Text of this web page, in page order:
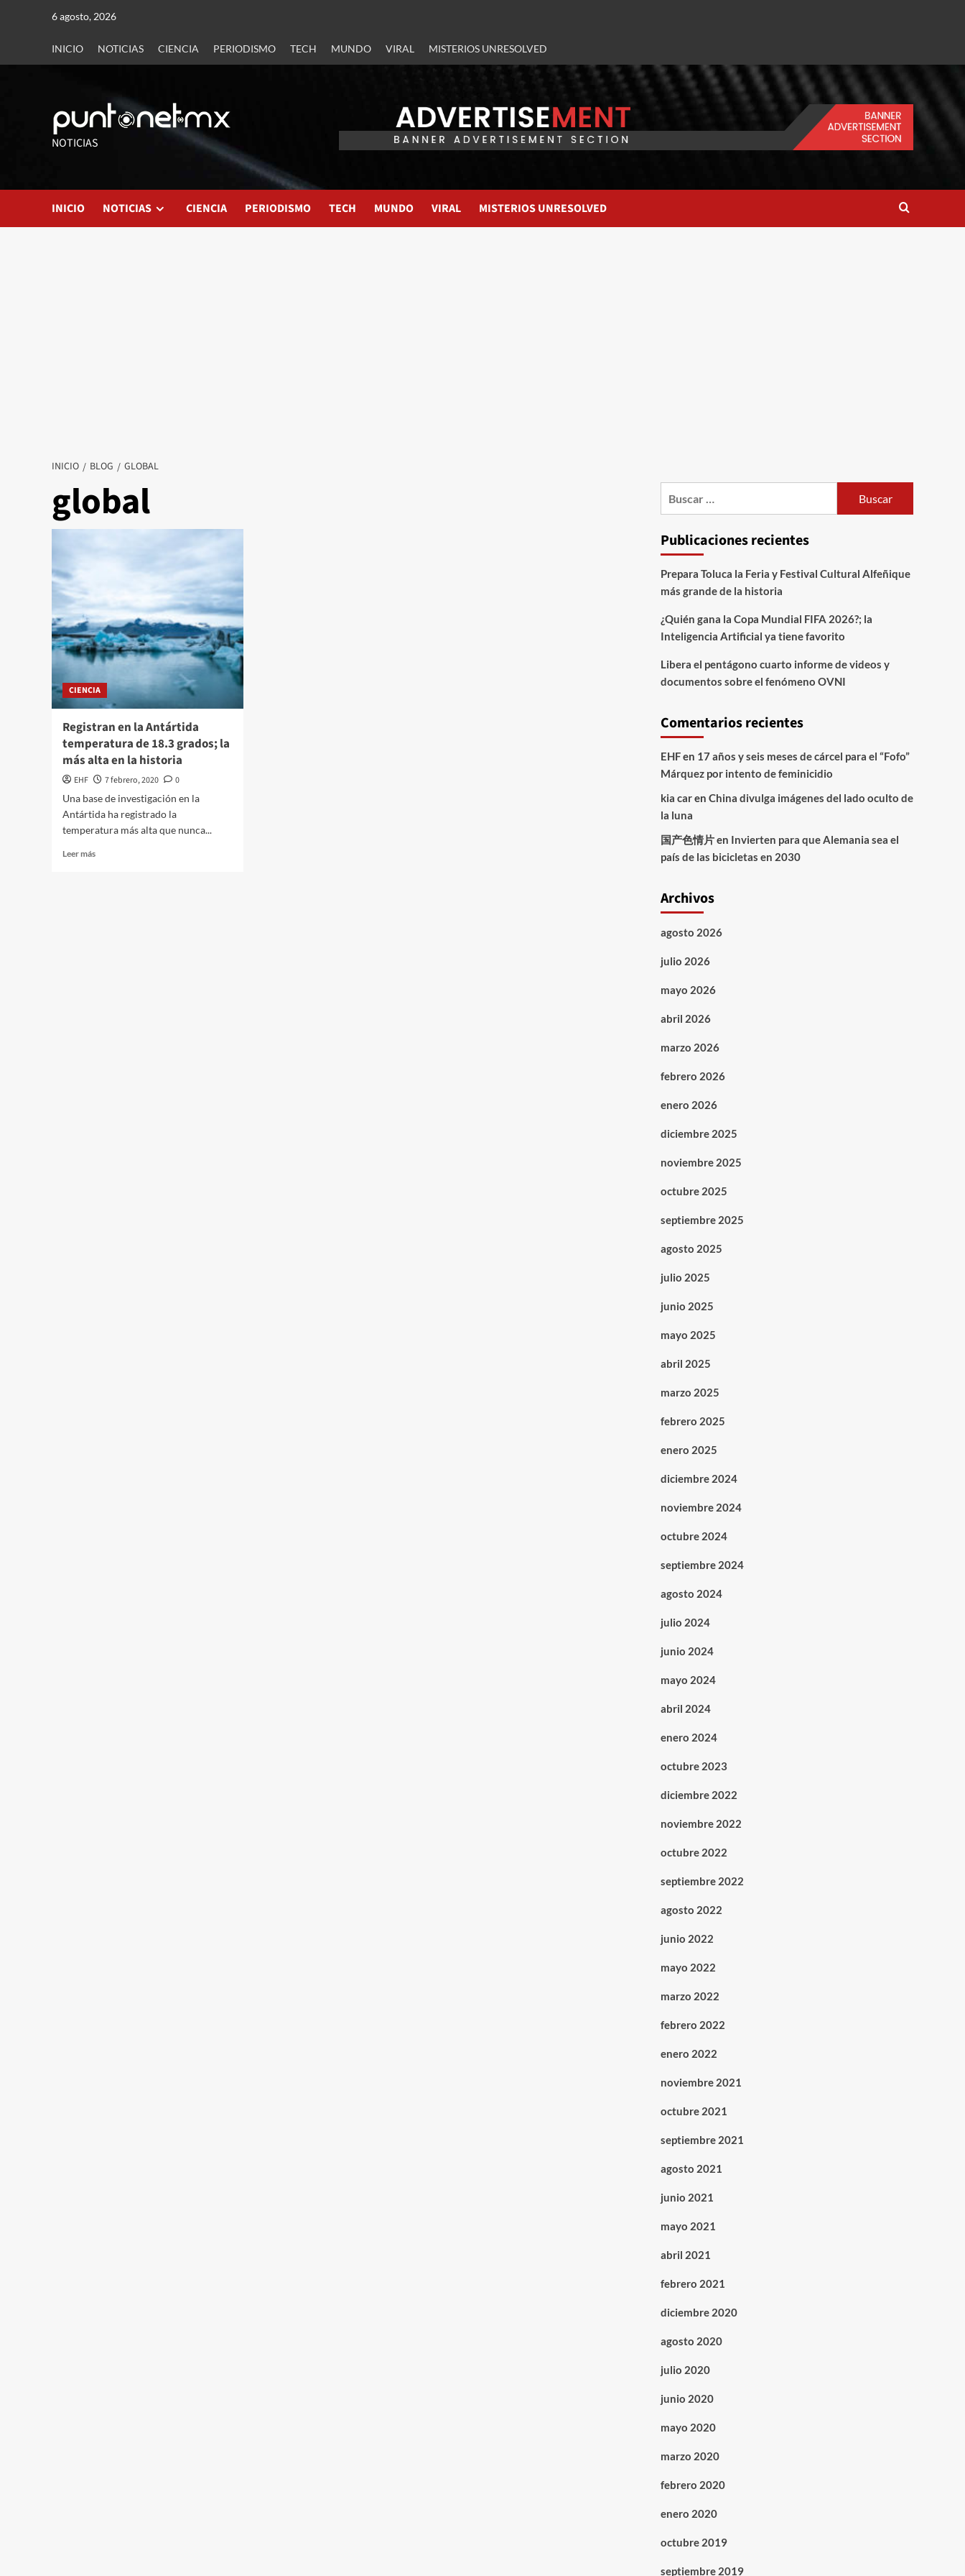
6 agosto, 2026
INICIO NOTICIAS CIENCIA PERIODISMO TECH MUNDO VIRAL MISTERIOS UNRESOLVED
NOTICIAS
INICIO NOTICIAS CIENCIA PERIODISMO TECH MUNDO VIRAL MISTERIOS UNRESOLVED
INICIO BLOG GLOBAL
global
CIENCIA
Registran en la Antártida
temperatura de 18.3 grados; la
más alta en la historia
EHF 7 febrero, 2020
0
Una base de investigación en la
Antártida ha registrado la
temperatura más alta que nunca...
Leer más
Publicaciones recientes
Prepara Toluca la Feria y Festival Cultural Alfeñique
más grande de la historia
¿Quién gana la Copa Mundial FIFA 2026?; la
Inteligencia Artificial ya tiene favorito
Libera el pentágono cuarto informe de videos y
documentos sobre el fenómeno OVNI
Comentarios recientes
EHFen 17 años y seis meses de cárcel para el “Fofo”
Márquez por intento de feminicidio
kia caren China divulga imágenes del lado oculto de
la luna
国产色情片en Invierten para que Alemania sea el
país de las bicicletas en 2030
Archivos
agosto 2026
julio 2026
mayo 2026
abril 2026
marzo 2026
febrero 2026
enero 2026
diciembre 2025
noviembre 2025
octubre 2025
septiembre 2025
agosto 2025
julio 2025
junio 2025
mayo 2025
abril 2025
marzo 2025
febrero 2025
enero 2025
diciembre 2024
noviembre 2024
octubre 2024
septiembre 2024
agosto 2024
julio 2024
junio 2024
mayo 2024
abril 2024
enero 2024
octubre 2023
diciembre 2022
noviembre 2022
octubre 2022
septiembre 2022
agosto 2022
junio 2022
mayo 2022
marzo 2022
febrero 2022
enero 2022
noviembre 2021
octubre 2021
septiembre 2021
agosto 2021
junio 2021
mayo 2021
abril 2021
febrero 2021
diciembre 2020
agosto 2020
julio 2020
junio 2020
mayo 2020
marzo 2020
febrero 2020
enero 2020
octubre 2019
septiembre 2019